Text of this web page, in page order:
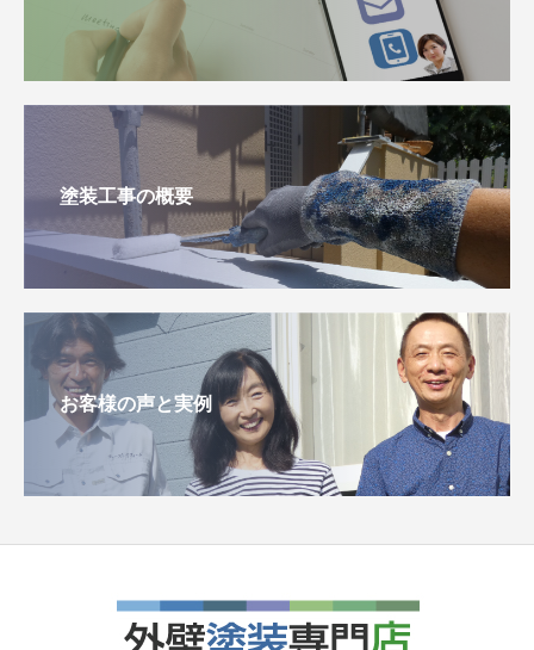
塗装工事の概要
お客様の声と実例